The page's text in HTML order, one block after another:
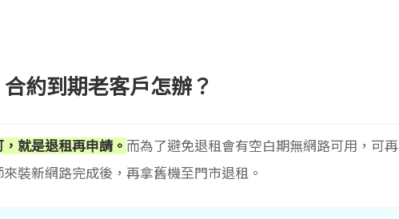
約到期老客戶怎辦？
就是退租再申請。 而為了避免退租會有空白期無網路可用，可再
裝新網路完成後，再拿舊機至門市退租。